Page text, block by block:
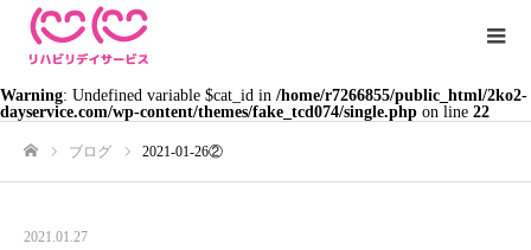
Warning: Undefined variable $cat_id in /home/r7266855/public_html/2ko2-
dayservice.com/wp-content/themes/fake_tcd074/single.php on line 22
ブログ 2021-01-26②
2021.01.27